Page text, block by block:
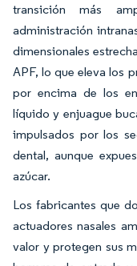
transición más
administración
dimensionales
APF, lo que eleva los
por encima de los
líquido y enjuague
impulsados por los
dental, aunque
azúcar.
Los fabricantes que
actuadores nasales
valor y protegen sus